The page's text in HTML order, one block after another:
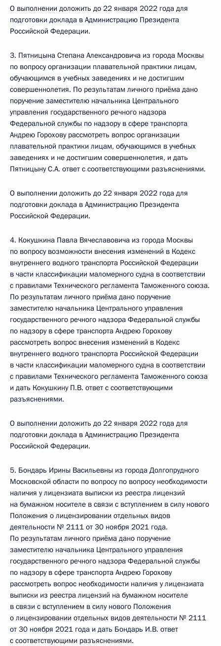
О выполнении доложить до 22 января 2022 года для
подготовки доклада в Администрацию Президента
Российской Федерации.
3. Пятницына Степана Александровича из города Москвы
по вопросу организации плавательной практики лицам,
обучающимся в учебных заведениях и не достигшим
совершеннолетия. По результатам личного приёма дано
поручение заместителю начальника Центрального
управления государственного речного надзора
Федеральной службы по надзору в сфере транспорта
Андрею Горохову рассмотреть вопрос организации
плавательной практики лицам, обучающимся в учебных
заведениях и не достигшим совершеннолетия, и дать
Пятницыну С.А. ответ с соответствующими разъяснениями.
О выполнении доложить до 22 января 2022 года для
подготовки доклада в Администрацию Президента
Российской Федерации.
4. Кокушкина Павла Вячеславовича из города Москвы
по вопросу возможности внесения изменений в Кодекс
внутреннего водного транспорта Российской Федерации
в части классификации маломерного судна в соответствии
с правилами Технического регламента Таможенного союза.
По результатам личного приёма дано поручение
заместителю начальника Центрального управления
государственного речного надзора Федеральной службы
по надзору в сфере транспорта Андрею Горохову
рассмотреть вопрос внесения изменений в Кодекс
внутреннего водного транспорта Российской Федерации
в части классификации маломерного судна в соответствии
с правилами Технического регламента Таможенного союза
и дать Кокушкину П.В. ответ с соответствующими
разъяснениями.
О выполнении доложить до 22 января 2022 года для
подготовки доклада в Администрацию Президента
Российской Федерации.
5. Бондарь Ирины Васильевны из города Долгопрудного
Московской области по вопросу по вопросу необходимости
наличия у лицензиата выписки из реестра лицензий
на бумажном носителе в связи с вступлением в силу нового
Положения о лицензировании отдельных видов
деятельности № 2111 от 30 ноября 2021 года.
По результатам личного приёма дано поручение
заместителю начальника Центрального управления
государственного речного надзора Федеральной службы
по надзору в сфере транспорта Андрею Горохову
рассмотреть вопрос необходимости наличия у лицензиата
выписки из реестра лицензий на бумажном носителе
в связи с вступлением в силу нового Положения
о лицензировании отдельных видов деятельности № 2111
от 30 ноября 2021 года и дать Бондарь И.В. ответ
с соответствующими разъяснениями.